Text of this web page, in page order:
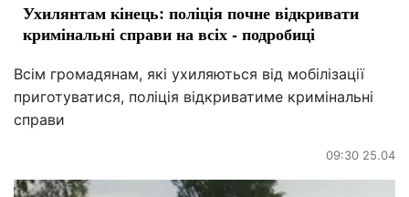
Ухилянтам кінець: поліція почне відкривати
кримінальні справи на всіх - подробиці
Всім громадянам, які ухиляються від мобілізації
приготуватися, поліція відкриватиме кримінальні
справи
09:30 25.04